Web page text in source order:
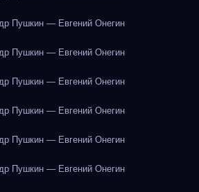
Пушкин — Евгений Онегин
Пушкин — Евгений Онегин
Пушкин — Евгений Онегин
Пушкин — Евгений Онегин
Пушкин — Евгений Онегин
Пушкин — Евгений Онегин